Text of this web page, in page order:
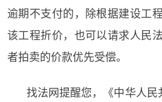
逾期不支付的，除根据建设工
该工程折价，也可以请求人民
者拍卖的价款优先受偿。
找法网提醒您，《中华人